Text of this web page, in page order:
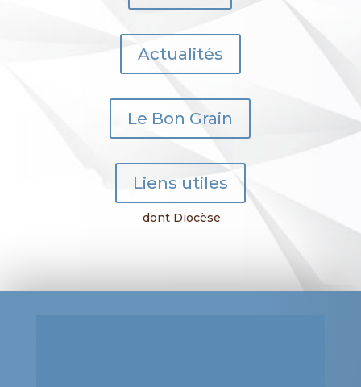
Actualités
Le Bon Grain
Liens utiles
dont Diocèse